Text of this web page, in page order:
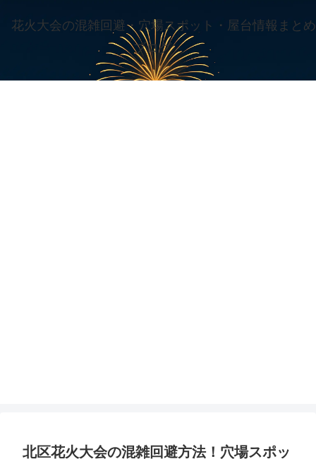
花火大会の混雑回避・穴場スポット・屋台情報まとめ
ブログ
北区花火大会の混雑回避方法！穴場スポッ